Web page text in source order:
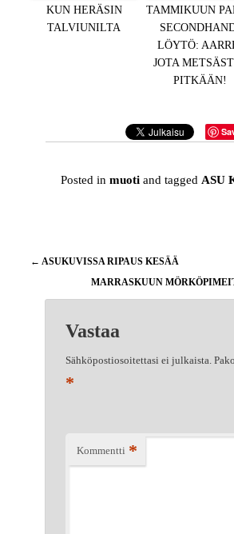
KUN HERÄSIN
TALVIUNILTA
TAMMIKUUN
LÖYTÖ:
JOTA
PITKÄÄN!
Posted inmuoti and tagged ASU
Artikkelien
← ASUKUVISSA RIPAUS KESÄÄ
MARRASKUUN
Vastaa
Sähköpostiosoitettasi ei julkaista.
*
Kommentti *